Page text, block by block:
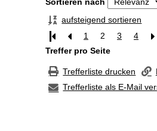
aufsteigend sortieren
1
2 3 4
Treffer pro Seite
Trefferliste drucken
Trefferliste als E-Mail